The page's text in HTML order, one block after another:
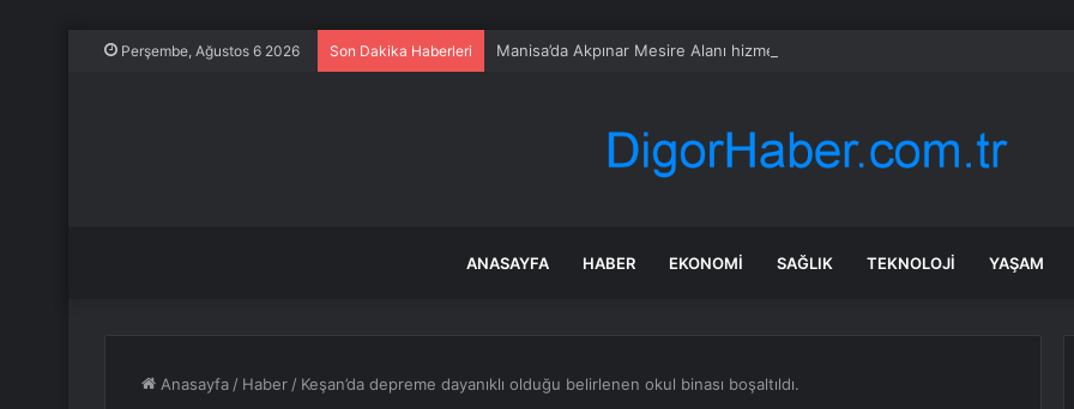
Perşembe, Ağustos 6 2026 Son Dakika Haberleri Manisa’da Akpınar Mesire Alanı hizmete açılıyor
ANASAYFA HABER EKONOMI SAĞLIK TEKNOLOJI YAŞAM
Anasayfa / Haber / Keşan’da depreme dayanıklı olduğu belirlenen okul binası boşaltıldı.